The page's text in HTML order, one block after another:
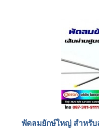
พัดลมยักษ์ใหญ่ สำหรับ